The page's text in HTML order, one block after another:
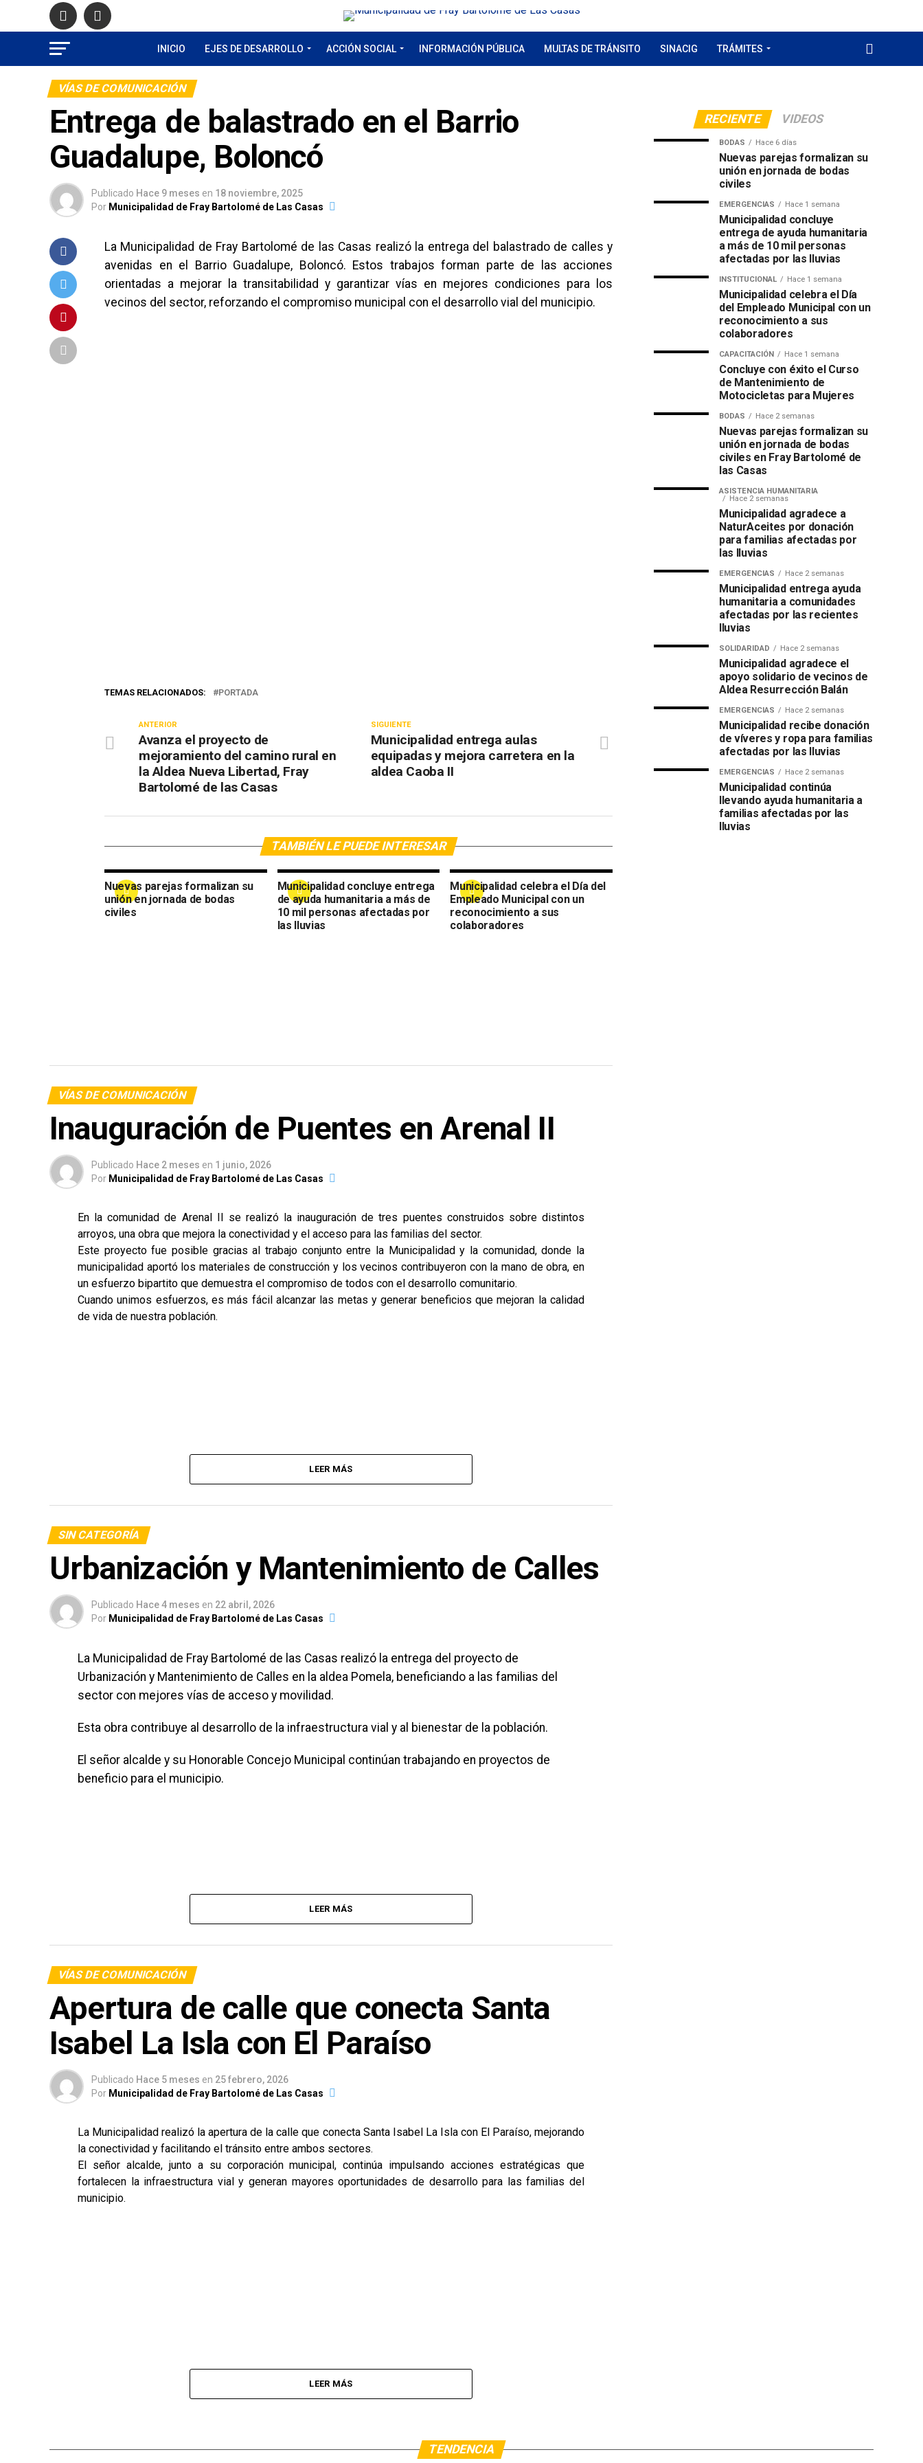
INICIO EJES DE DESARROLLO ACCIÓN SOCIAL INFORMACIÓN PÚBLICA MULTAS DE TRÁNSITO SINACIG TRÁMITES
VÍAS DE COMUNICACIÓN
Entrega de balastrado en el Barrio
Guadalupe, Boloncó
Publicado Hace 9 meses en 18 noviembre, 2025
Por Municipalidad de Fray Bartolomé de Las Casas
La Municipalidad de Fray Bartolomé de las Casas realizó la entrega del balastrado de calles y
avenidas en el Barrio Guadalupe, Boloncó. Estos trabajos forman parte de las acciones
orientadas a mejorar la transitabilidad y garantizar vías en mejores condiciones para los
vecinos del sector, reforzando el compromiso municipal con el desarrollo vial del municipio.
TEMAS RELACIONADOS: PORTADA
SIGUIENTE
Municipalidad entrega aulas
equipadas y mejora carretera en la
aldea Caoba II
ANTERIOR
Avanza el proyecto de
mejoramiento del camino rural en
la Aldea Nueva Libertad, Fray
Bartolomé de las Casas
TAMBIÉN LE PUEDE INTERESAR
Nuevas parejas formalizan su
unión en jornada de bodas
civiles
Municipalidad concluye entrega
de ayuda humanitaria a más de
10 mil personas afectadas por
las lluvias
Municipalidad celebra el Día del
Empleado Municipal con un
reconocimiento a sus
colaboradores
VÍAS DE COMUNICACIÓN
Inauguración de Puentes en Arenal II
Publicado Hace 2 meses en 1 junio, 2026
Por Municipalidad de Fray Bartolomé de Las Casas
En la comunidad de Arenal II se realizó la inauguración de tres puentes construidos sobre distintos
arroyos, una obra que mejora la conectividad y el acceso para las familias del sector.
Este proyecto fue posible gracias al trabajo conjunto entre la Municipalidad y la comunidad, donde la
municipalidad aportó los materiales de construcción y los vecinos contribuyeron con la mano de obra, en
un esfuerzo bipartito que demuestra el compromiso de todos con el desarrollo comunitario.
Cuando unimos esfuerzos, es más fácil alcanzar las metas y generar beneficios que mejoran la calidad
de vida de nuestra población.
LEER MÁS
SIN CATEGORÍA
Urbanización y Mantenimiento de Calles
Publicado Hace 4 meses en 22 abril, 2026
Por Municipalidad de Fray Bartolomé de Las Casas
La Municipalidad de Fray Bartolomé de las Casas realizó la entrega del proyecto de
Urbanización y Mantenimiento de Calles en la aldea Pomela, beneficiando a las familias del
sector con mejores vías de acceso y movilidad.
Esta obra contribuye al desarrollo de la infraestructura vial y al bienestar de la población.
El señor alcalde y su Honorable Concejo Municipal continúan trabajando en proyectos de
beneficio para el municipio.
LEER MÁS
VÍAS DE COMUNICACIÓN
Apertura de calle que conecta Santa
Isabel La Isla con El Paraíso
Publicado Hace 5 meses en 25 febrero, 2026
Por Municipalidad de Fray Bartolomé de Las Casas
La Municipalidad realizó la apertura de la calle que conecta Santa Isabel La Isla con El Paraíso, mejorando
la conectividad y facilitando el tránsito entre ambos sectores.
El señor alcalde, junto a su corporación municipal, continúa impulsando acciones estratégicas que
fortalecen la infraestructura vial y generan mayores oportunidades de desarrollo para las familias del
municipio.
LEER MÁS
RECIENTE VIDEOS
BODAS Hace 6 días
Nuevas parejas formalizan su
unión en jornada de bodas
civiles
EMERGENCIAS Hace 1 semana
Municipalidad concluye
entrega de ayuda humanitaria
a más de 10 mil personas
afectadas por las lluvias
INSTITUCIONAL Hace 1 semana
Municipalidad celebra el Día
del Empleado Municipal con un
reconocimiento a sus
colaboradores
CAPACITACIÓN Hace 1 semana
Concluye con éxito el Curso
de Mantenimiento de
Motocicletas para Mujeres
BODAS Hace 2 semanas
Nuevas parejas formalizan su
unión en jornada de bodas
civiles en Fray Bartolomé de
las Casas
ASISTENCIA HUMANITARIA
Hace 2 semanas
Municipalidad agradece a
NaturAceites por donación
para familias afectadas por
las lluvias
EMERGENCIAS Hace 2 semanas
Municipalidad entrega ayuda
humanitaria a comunidades
afectadas por las recientes
lluvias
SOLIDARIDAD Hace 2 semanas
Municipalidad agradece el
apoyo solidario de vecinos de
Aldea Resurrección Balán
EMERGENCIAS Hace 2 semanas
Municipalidad recibe donación
de víveres y ropa para familias
afectadas por las lluvias
EMERGENCIAS Hace 2 semanas
Municipalidad continúa
llevando ayuda humanitaria a
familias afectadas por las
lluvias
TENDENCIA